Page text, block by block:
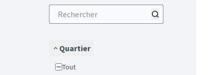
Quartier
Tout